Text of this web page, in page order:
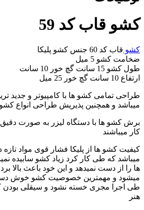
کشو قاب کد 59
کشو قاب کد 60 جنس کشو پلیکا
ضخامت کشو 5 میل
طول کشو 15 سانت گچ خور 10 سانت
ارتفاع 10 سانت گچ خور 25 میل
طراحی تمامی کشو ها با کامپیوتر و جدید
میباشد و همچنین پذیریش طراحی انواع کشو
برش کشو ها با دستگاه لیزر به صورت دقیق و
کار میباشند
کیفیت کشو ها از پلیکا فشار قوی مواد
میباشد که طی کار کرد زیاد کشو سابیده
ها را از دست نمیدهد و این خود باعث بالا
میشود و مهمترین خصوصیت کشو خوش
طی اجرا مجری خسته نشود و سیقلی بودن
هنر